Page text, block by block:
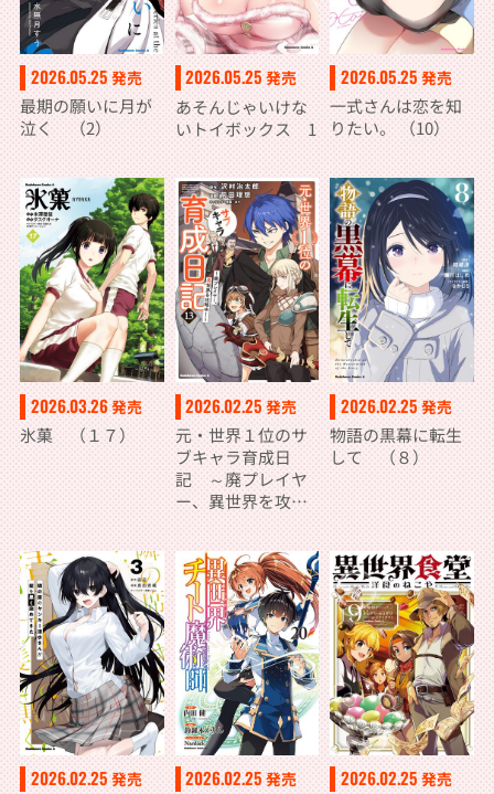
2026.05.25 発売
最期の願いに月が
泣く （2）
2026.05.25 発売
あそんじゃいけな
いトイボックス 1
2026.05.25 発売
一式さんは恋を知
りたい。 （10）
2026.03.26発売
氷菓 （１７）
2026.02.25 発売
元・世界１位のサ
ブキャラ育成日
記 ～廃プレイヤ
ー、異世界を攻略
2026.02.25 発売
物語の黒幕に転生
して （８）
2026.02.25 発売 2026.02.25 発売 2026.02.25 発売